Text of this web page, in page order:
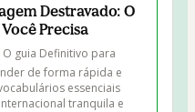
Destravado: O
Precisa
O guia Definitivo para
de forma rápida e
essenciais
tranquila e